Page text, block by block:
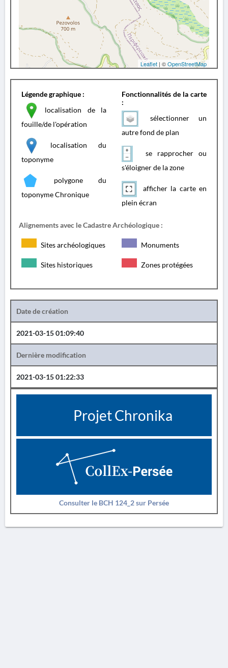
Leaflet | ©OpenStreetMap
Légende graphique :
localisation de la
fouille/de l'opération
localisation du
toponyme
polygone du
toponyme Chronique
Fonctionnalités de la carte
:
sélectionner un
autre fond de plan
se rapprocher ou
s'éloigner de la zone
afficher la carte en
plein écran
Alignements avec le Cadastre Archéologique :
Sites archéologiques Monuments
Sites historiques Zones protégées
Date de création
2021-03-15 01:09:40
Dernière modification
2021-03-15 01:22:33
Projet Chronika
Consulter le BCH 124_2 sur Persée